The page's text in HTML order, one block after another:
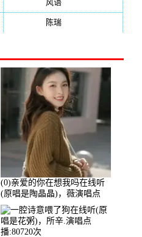
风语(132)
陈瑞(128)
(0)亲爱的你在想我吗在线听
(原唱是陶晶晶)，薇演唱点
播:159722次